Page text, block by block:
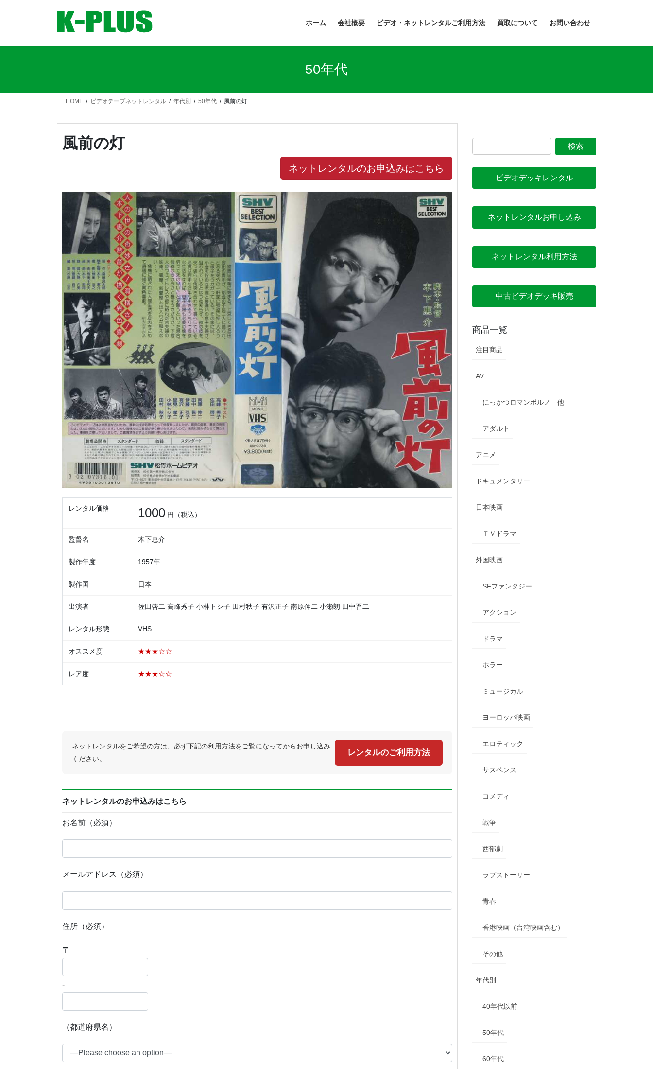
ホーム 会社概要 ビデオ・ネットレンタルご利用方法 買取について お問い合わせ
50年代
HOME ビデオテープネットレンタル 年代別 50年代 風前の灯
風前の灯
ネットレンタルのお申込みはこちら
レンタル価格 1000 円（税込）
監督名 木下恵介
製作年度 1957年
製作国 日本
出演者 佐田啓二 高峰秀子 小林トシ子 田村秋子 有沢正子 南原伸二 小瀬朗 田中晋二
レンタル形態 VHS
オススメ度 ★★★☆☆
レア度 ★★★☆☆
ネットレンタルをご希望の方は、必ず下記の利用方法をご覧になってからお申し込み
ください。
レンタルのご利用方法
ネットレンタルのお申込みはこちら
お名前（必須）
メールアドレス（必須）
住所（必須）
〒
-
（都道府県名）
ビデオデッキレンタル
ネットレンタルお申し込み
ネットレンタル利用方法
中古ビデオデッキ販売
商品一覧
注目商品
AV
にっかつロマンポルノ 他
アダルト
アニメ
ドキュメンタリー
日本映画
ＴＶドラマ
外国映画
SFファンタジー
アクション
ドラマ
ホラー
ミュージカル
ヨーロッパ映画
エロティック
サスペンス
コメディ
戦争
西部劇
ラブストーリー
青春
香港映画（台湾映画含む）
その他
年代別
40年代以前
50年代
60年代